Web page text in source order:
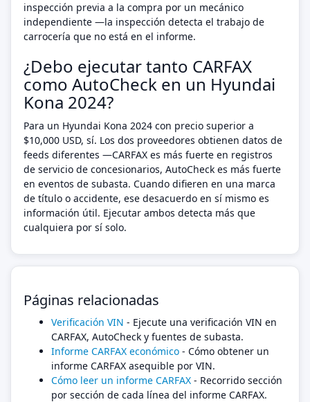
inspección previa a la compra por un mecánico
independiente —la inspección detecta el trabajo de
carrocería que no está en el informe.
¿Debo ejecutar tanto CARFAX
como AutoCheck en un Hyundai
Kona 2024?
Para un Hyundai Kona 2024 con precio superior a
$10,000 USD, sí. Los dos proveedores obtienen datos de
feeds diferentes —CARFAX es más fuerte en registros
de servicio de concesionarios, AutoCheck es más fuerte
en eventos de subasta. Cuando difieren en una marca
de título o accidente, ese desacuerdo en sí mismo es
información útil. Ejecutar ambos detecta más que
cualquiera por sí solo.
Páginas relacionadas
Verificación VIN - Ejecute una verificación VIN en
CARFAX, AutoCheck y fuentes de subasta.
Informe CARFAX económico - Cómo obtener un
informe CARFAX asequible por VIN.
Cómo leer un informe CARFAX - Recorrido sección
por sección de cada línea del informe CARFAX.